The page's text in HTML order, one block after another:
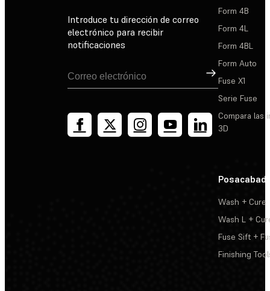
Introduce tu dirección de correo
electrónico para recibir
notificaciones
Suscribirse
Form 4B
Form 4L
Form 4BL
Form Auto
Fuse X1
Serie Fuse
Compara las
3D
Wash + Cure
Wash L +
Fuse Sift +
Finishing